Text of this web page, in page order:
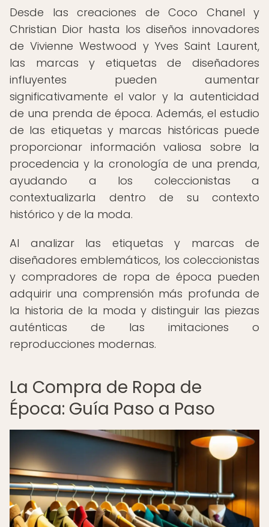
Desde las creaciones de Coco Chanel y
Christian Dior hasta los diseños innovadores
de Vivienne Westwood y Yves Saint Laurent,
las marcas y etiquetas de diseñadores
influyentes pueden aumentar
significativamente el valor y la autenticidad
de una prenda de época. Además, el estudio
de las etiquetas y marcas históricas puede
proporcionar información valiosa sobre la
procedencia y la cronología de una prenda,
ayudando a los coleccionistas a
contextualizarla dentro de su contexto
histórico y de la moda.
Al analizar las etiquetas y marcas de
diseñadores emblemáticos, los coleccionistas
y compradores de ropa de época pueden
adquirir una comprensión más profunda de
la historia de la moda y distinguir las piezas
auténticas de las imitaciones o
reproducciones modernas.
La Compra de Ropa de
Época: Guía Paso a Paso